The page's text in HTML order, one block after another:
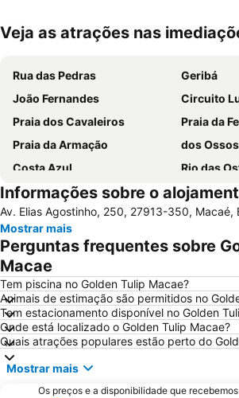
Ampliar mapa
Veja as atrações nas
Rua das Pedras
Geribá
João Fernandes
Circuito
Praia dos Cavaleiros
Praia da
Praia da Armação
dos Ossos
Costa Azul
Rio das
Praia Azeda e Azedinha
Praia
Praia do Pecado
Orla
Tartaruga
Praia da
Porto da Barra
Informações sobre o
Av. Elias Agostinho, 250, 27913-350, Macaé,
Mostrar mais
Perguntas frequentes sobre
Macae
Tem piscina no Golden Tulip Macae?
Animais de estimação são permitidos no
Tem estacionamento disponível no Golden
Onde está localizado o Golden Tulip Macae?
Quais atrações populares estão perto do
Mostrar mais
Os preços e a disponibilidade que